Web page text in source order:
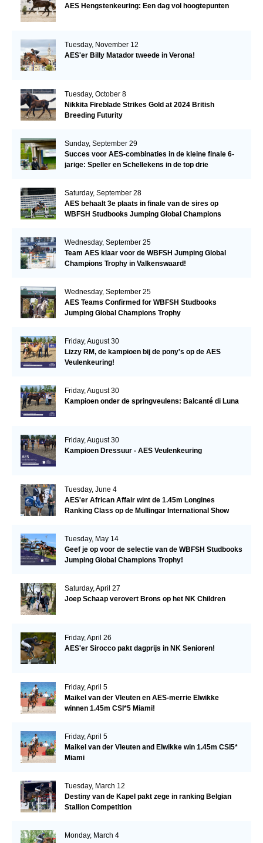
AES Hengstenkeuring: Een dag vol hoogtepunten
Tuesday, November 12
AES'er Billy Matador tweede in Verona!
Tuesday, October 8
Nikkita Fireblade Strikes Gold at 2024 British
Breeding Futurity
Sunday, September 29
Succes voor AES-combinaties in de kleine finale 6-
jarige: Speller en Schellekens in de top drie
Saturday, September 28
AES behaalt 3e plaats in finale van de sires op
WBFSH Studbooks Jumping Global Champions
Wednesday, September 25
Team AES klaar voor de WBFSH Jumping Global
Champions Trophy in Valkenswaard!
Wednesday, September 25
AES Teams Confirmed for WBFSH Studbooks
Jumping Global Champions Trophy
Friday, August 30
Lizzy RM, de kampioen bij de pony's op de AES
Veulenkeuring!
Friday, August 30
Kampioen onder de springveulens: Balcanté di Luna
Friday, August 30
Kampioen Dressuur - AES Veulenkeuring
Tuesday, June 4
AES'er African Affair wint de 1.45m Longines
Ranking Class op de Mullingar International Show
Tuesday, May 14
Geef je op voor de selectie van de WBFSH Studbooks
Jumping Global Champions Trophy!
Saturday, April 27
Joep Schaap verovert Brons op het NK Children
Friday, April 26
AES'er Sirocco pakt dagprijs in NK Senioren!
Friday, April 5
Maikel van der Vleuten en AES-merrie Elwikke
winnen 1.45m CSI*5 Miami!
Friday, April 5
Maikel van der Vleuten and Elwikke win 1.45m CSI5*
Miami
Tuesday, March 12
Destiny van de Kapel pakt zege in ranking Belgian
Stallion Competition
Monday, March 4